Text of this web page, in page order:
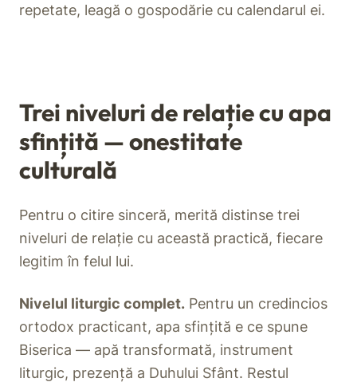
repetate, leagă o gospodărie cu calendarul ei.
Trei niveluri de relație cu apa
sfințită — onestitate
culturală
Pentru o citire sinceră, merită distinse trei
niveluri de relație cu această practică, fiecare
legitim în felul lui.
Nivelul liturgic complet. Pentru un credincios
ortodox practicant, apa sfințită e ce spune
Biserica — apă transformată, instrument
liturgic, prezență a Duhului Sfânt. Restul